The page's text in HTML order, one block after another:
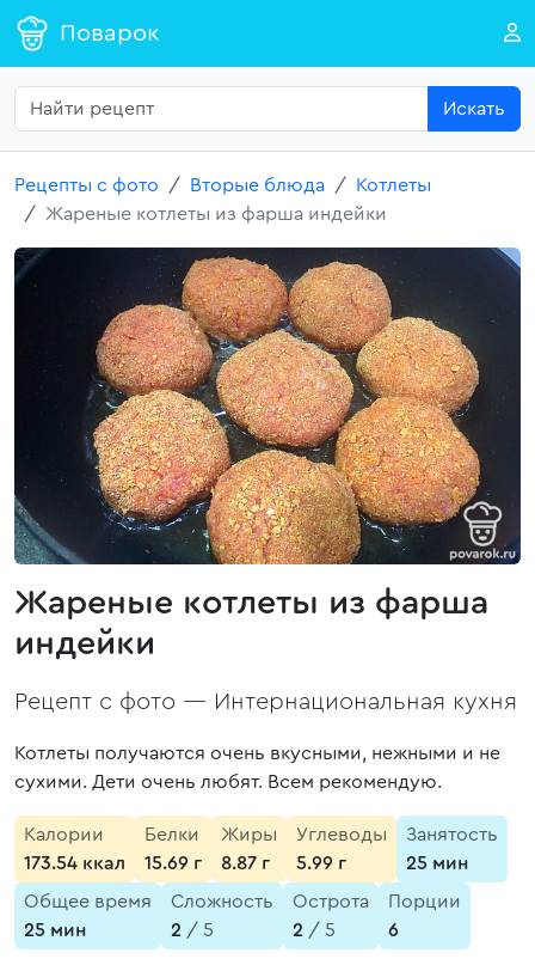
Поварок
Искать
Рецепты с фото Вторые блюда
Котлеты
Жареные котлеты из фарша индейки
Жареные котлеты из фарша
индейки
Рецепт с фото — Интернациональная кухня
Котлеты получаются очень вкусными, нежными и не
сухими. Дети очень любят. Всем рекомендую.
Калории
173.54 ккал
Белки
15.69 г
Жиры
8.87 г
Углеводы
5.99 г
Занятость
25 мин
Общее время
25 мин
Сложность
2 / 5
Острота
2 / 5
Порции
6